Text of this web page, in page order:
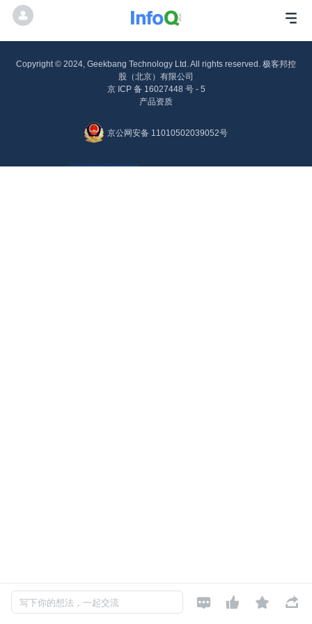
写下你的想法，一起交流    
Copyright © 2024, Geekbang Technology Ltd. All rights reserved. 极客邦控
股（北京）有限公司
京 ICP 备 16027448 号 - 5
产品资质
京公网安备 11010502039052号